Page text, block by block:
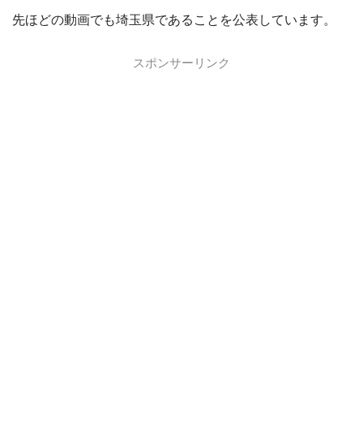
先ほどの動画でも埼玉県であることを公表しています。
スポンサーリンク